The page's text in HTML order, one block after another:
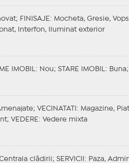
FINISAJE : Mocheta, Gresie,
Interfon, Iluminat exterior
IMOBIL : Nou; STARE IMOBIL : Buna;
VECINATATI
: Magazine,
VEDERE : Vedere mixta
clădirii; SERVICII : Paza,